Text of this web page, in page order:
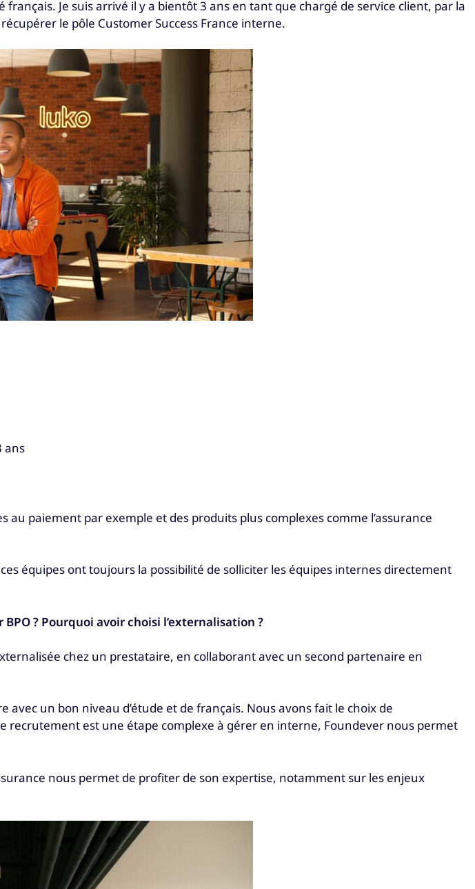
Je suis arrivé il y a bientôt 3 ans en tant que chargé de service client, par la
le pôle Customer Success France interne.
ans
paiement par exemple et des produits plus complexes comme l’assurance
équipes ont toujours la possibilité de solliciter les équipes internes directement
? Pourquoi avoir choisi l’externalisation ?
chez un prestataire, en collaborant avec un second partenaire en
un bon niveau d’étude et de français. Nous avons fait le choix de
recrutement est une étape complexe à gérer en interne, Foundever nous permet
nous permet de profiter de son expertise, notamment sur les enjeux